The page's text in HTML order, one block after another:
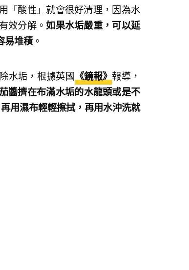
「酸性」就會很好清理，因為水
效分解。如果水垢嚴重，可以延
易堆積。
水垢，根據英國 《鏡報》報導，
醬擠在布滿水垢的水龍頭或是不
用濕布輕輕擦拭，再用水沖洗就